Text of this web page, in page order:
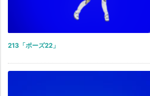
213「ポーズ22」